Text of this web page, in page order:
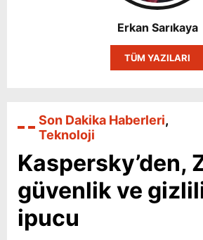
Erkan Sarıkaya
TÜM YAZILARI
Son Dakika Haberleri,
Teknoloji
Kaspersky’den,
güvenlik ve
ipucu